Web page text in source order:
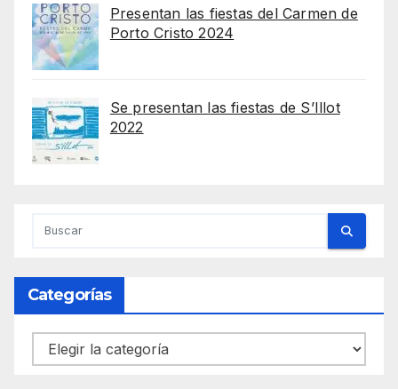
Presentan las fiestas del Carmen de
Porto Cristo 2024
Se presentan las fiestas de S’Illot
2022
Categorías
Categorías